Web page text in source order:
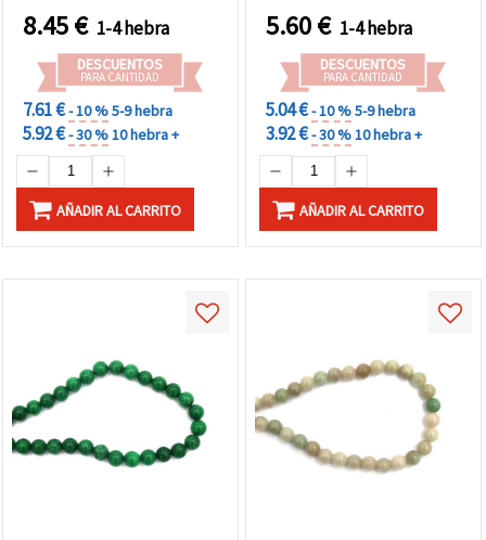
bisutería y manualidades
DIY
8.45€ 1-4 hebra
DESCUENTOS
PARA CANTIDAD
7.61 €- 10 %5-9 hebra
5.92 €- 30 %10 hebra +
AÑADIR AL CARRITO
bisutería y manualidades
(pulseras, collares)
5.60€ 1-4 hebra
DESCUENTOS
PARA CANTIDAD
5.04 €- 10 %5-9 hebra
3.92 €- 30 %10 hebra +
AÑADIR AL CARRITO